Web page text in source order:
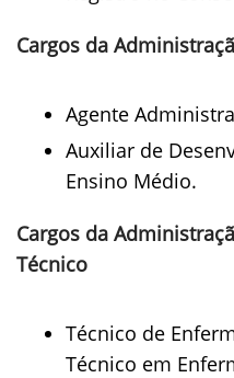
Cargos da
Agente
Auxiliar de
Ensino Médio.
Cargos da
Técnico
Técnico de
Técnico em